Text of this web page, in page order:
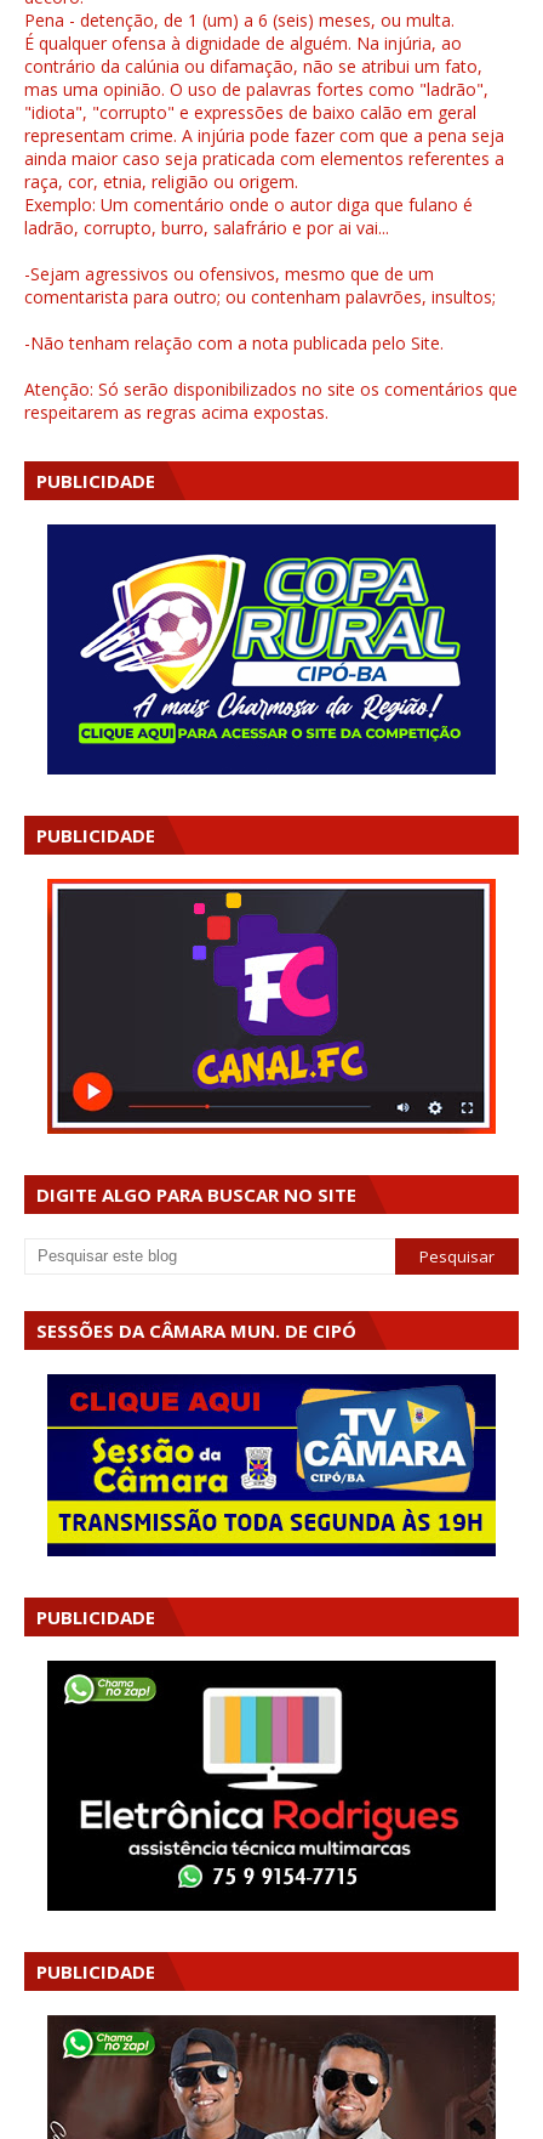
Pena - detenção, de 1 (um) a 6 (seis) meses, ou multa.
É qualquer ofensa à dignidade de alguém. Na injúria, ao
contrário da calúnia ou difamação, não se atribui um fato,
mas uma opinião. O uso de palavras fortes como "ladrão",
"idiota", "corrupto" e expressões de baixo calão em geral
representam crime. A injúria pode fazer com que a pena seja
ainda maior caso seja praticada com elementos referentes a
raça, cor, etnia, religião ou origem.
Exemplo: Um comentário onde o autor diga que fulano é
ladrão, corrupto, burro, salafrário e por ai vai...
-Sejam agressivos ou ofensivos, mesmo que de um
comentarista para outro; ou contenham palavrões, insultos;
-Não tenham relação com a nota publicada pelo Site.
Atenção: Só serão disponibilizados no site os comentários que
respeitarem as regras acima expostas.
PUBLICIDADE
PUBLICIDADE
DIGITE ALGO PARA BUSCAR NO SITE
SESSÕES DA CÂMARA MUN. DE CIPÓ
PUBLICIDADE
PUBLICIDADE